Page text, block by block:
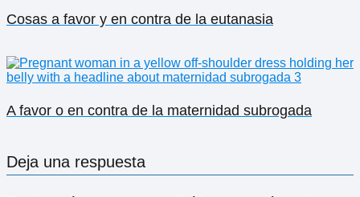
Cosas a favor y en contra de la eutanasia
A favor o en contra de la maternidad subrogada
Deja una respuesta